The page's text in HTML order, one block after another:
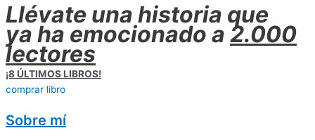
Llévate una historia que
ya ha emocionado a 2.000
lectores
¡8 ÚLTIMOS LIBROS!
comprar libro
Sobre mí